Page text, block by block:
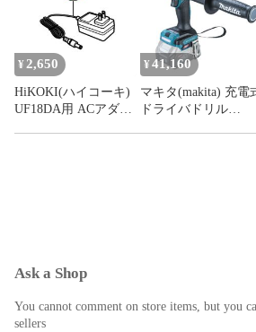
付 コンパクト 軽量
デル パワフル吸引 低
騒音
¥ 2,650
HiKOKI(ハイコーキ)
UF18DA用 ACアダプ
¥ 41,160
マキタ(makita) 充電
ドライバドリル
Ask a Shop
You cannot comment on store items, but you
sellers